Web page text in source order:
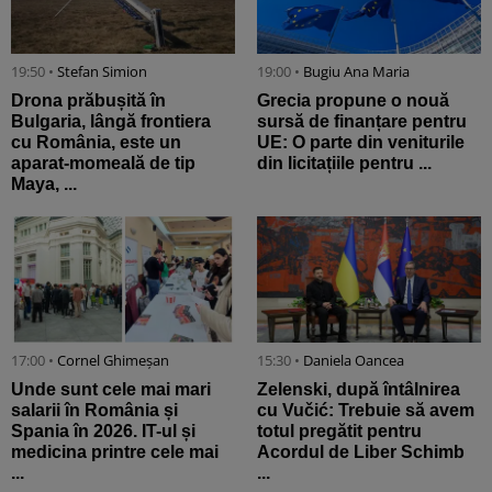
19:50 • Stefan Simion
Drona prăbușită în
Bulgaria, lângă frontiera
cu România, este un
aparat-momeală de tip
Maya, ...
19:00 • Bugiu ⁠Ana Maria
Grecia propune o nouă
sursă de finanțare pentru
UE: O parte din veniturile
din licitațiile pentru ...
17:00 • Cornel Ghimeșan
Unde sunt cele mai mari
salarii în România și
Spania în 2026. IT-ul și
medicina printre cele mai
...
15:30 • Daniela Oancea
Zelenski, după întâlnirea
cu Vučić: Trebuie să avem
totul pregătit pentru
Acordul de Liber Schimb
...